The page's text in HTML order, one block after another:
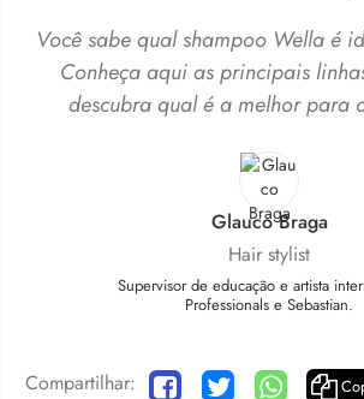
Você sabe qual shampoo Wella é
Conheça aqui as principais
descubra qual é a melhor para
Glauco Braga
Hair stylist
Supervisor de educação e artista
Professionals e Sebastian.
Compartilhar: